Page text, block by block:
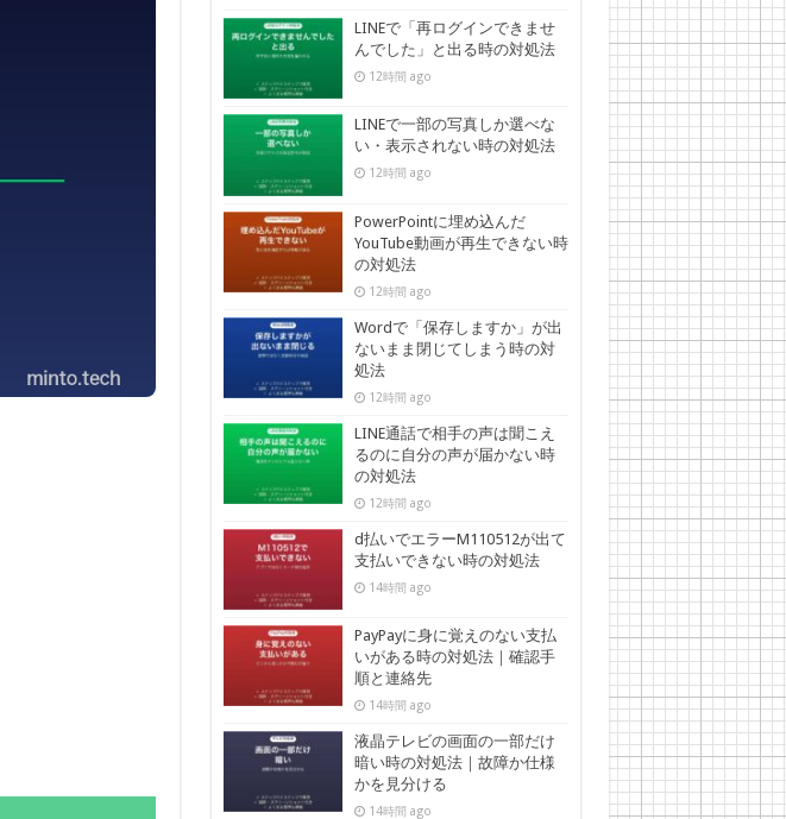
LINEで「再ログインできませ
んでした」と出る時の対処法
12時間 ago
LINEで一部の写真しか選べな
い・表示されない時の対処法
12時間 ago
PowerPointに埋め込んだ
YouTube動画が再生できない時
の対処法
12時間 ago
Wordで「保存しますか」が出
ないまま閉じてしまう時の対
処法
12時間 ago
LINE通話で相手の声は聞こえ
るのに自分の声が届かない時
の対処法
12時間 ago
d払いでエラーM110512が出て
支払いできない時の対処法
14時間 ago
PayPayに身に覚えのない支払
いがある時の対処法｜確認手
順と連絡先
14時間 ago
液晶テレビの画面の一部だけ
暗い時の対処法｜故障か仕様
かを見分ける
14時間 ago